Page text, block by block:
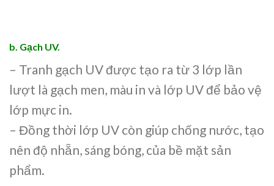
b. Gạch UV.
– Tranh gạch UV được tạo ra từ 3 lớp lần
lượt là gạch men, màu in và lớp UV để bảo vệ
lớp mực in.
– Đồng thời lớp UV còn giúp chống nước, tạo
nên độ nhẵn, sáng bóng, của bề mặt sản
phẩm.